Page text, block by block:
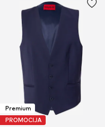
Premium
PROMOCIJA